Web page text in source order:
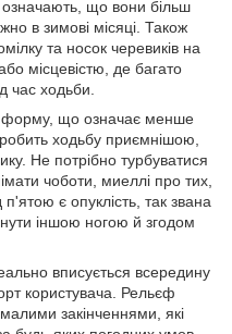
означають, що вони більш
в зимові місяці. Також
та носок черевиків на
місцевістю, де багато
час ходьби.
форму, що означає менше
ходьбу приємнішою,
Не потрібно турбуватися
чоботи, миеллі про тих,
є опуклість, так звана
іншою ногою й згодом
вписується всередину
користувача. Рельєф
закінченнями, які